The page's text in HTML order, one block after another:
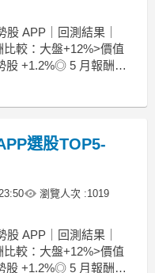
股 APP｜回測結果｜
比較：大盤+12%>價值
股 +1.2%◎ 5 月報酬
出來的標的，至 6/16
選股TOP5-
瀏覽人次 :1019
股 APP｜回測結果｜
比較：大盤+12%>價值
股 +1.2%◎ 5 月報酬